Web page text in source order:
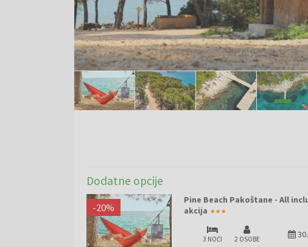
Dodatne opcije
Pine Beach Pakoštane - All
akcija
-20%
3 NOĆI 2 OSOBE